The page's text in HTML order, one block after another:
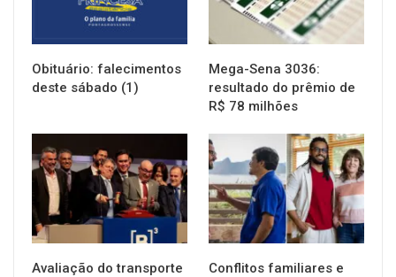
Obituário: falecimentos
deste sábado (1)
Mega-Sena 3036:
resultado do prêmio de
R$ 78 milhões
NOTÍCIAS
Avaliação do transporte
NOTÍCIAS
Conflitos familiares e